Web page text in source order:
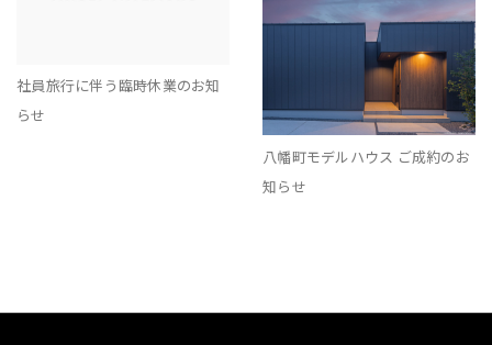
社員旅行に伴う臨時休業のお知
らせ
八幡町モデルハウス ご成約のお
知らせ